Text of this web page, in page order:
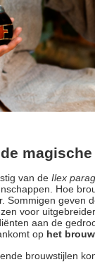
van de Ilex
Hoe
Sommigen geven
voor
aan de
op het
brouwstijlen